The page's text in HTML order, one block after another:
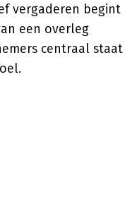
vergaderen begint
een overleg
centraal staat